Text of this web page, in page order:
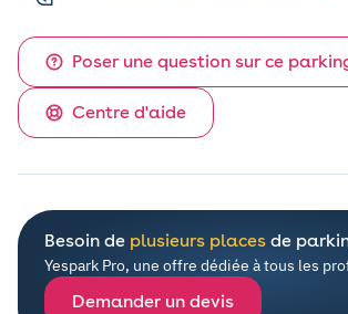
Poser une question sur ce
Centre d'aide
Besoin de plusieurs places de
Yespark Pro, une offre dédiée à tous les
Demander un devis